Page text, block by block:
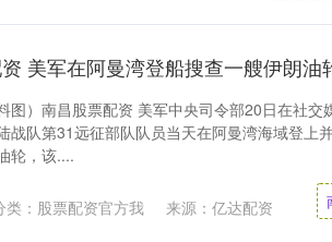
美军在阿曼湾登船搜查一艘伊朗油
图）南昌股票配资 美军中央司令部20日在社交
战队第31远征部队队员当天在阿曼湾海域登上
轮，该....
来源：亿达配资
类： 股票配资官方我